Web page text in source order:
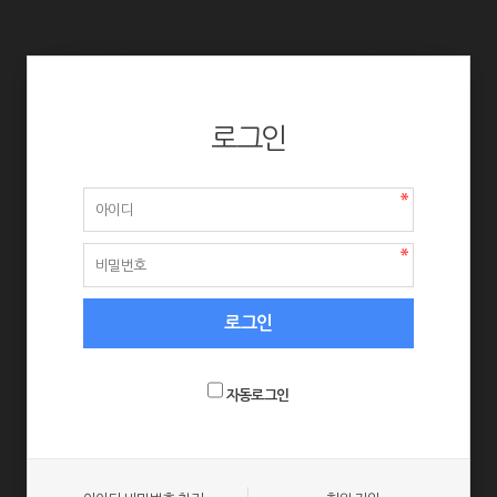
로그인
자동로그인